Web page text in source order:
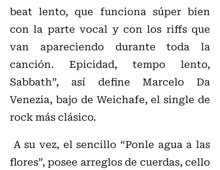
beat lento, que funciona súper bien
con la parte vocal y con los riffs que
van apareciendo durante toda la
canción. Epicidad, tempo lento,
Sabbath”, así define Marcelo Da
Venezia, bajo de Weichafe, el single de
rock más clásico.
A su vez, el sencillo “Ponle agua a las
flores”, posee arreglos de cuerdas, cello